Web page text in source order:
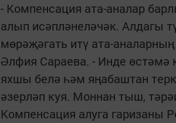
- Компенсация ата-аналар
алып исәпләнеләчәк. Алдагы
мөрәҗәгать итү ата-
Әлфия Сараева. - Инде өстәмә
яхшы белә һәм яңабаштан
әзерләп куя. Моннан тыш,
Компенсация алуга гаризаны